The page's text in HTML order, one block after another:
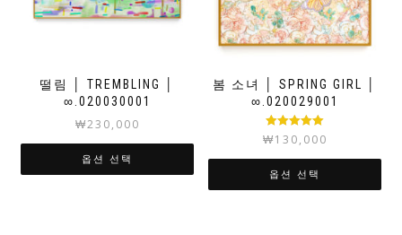
떨림 │ TREMBLING │
∞.020030001
₩230,000
옵션 선택
봄 소녀 │ SPRING GIRL │
∞.020029001
5 중에서
5.00로 평가
됨
₩130,000
옵션 선택